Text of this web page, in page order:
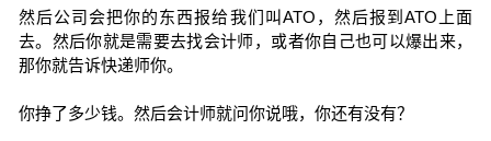
然后公司会把你的东西报给我们叫ATO，然后报到ATO上面
去。然后你就是需要去找会计师，或者你自己也可以爆出来，
那你就告诉快递师你。
你挣了多少钱。然后会计师就问你说哦，你还有没有？